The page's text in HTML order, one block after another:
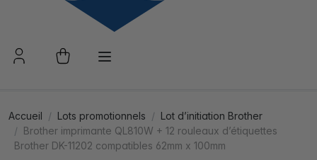
Accueil Lots promotionnels
Lot d’initiation Brother
Brother imprimante QL810W + 12 rouleaux d’étiquettes
Brother DK-11202 compatibles 62mm x 100mm